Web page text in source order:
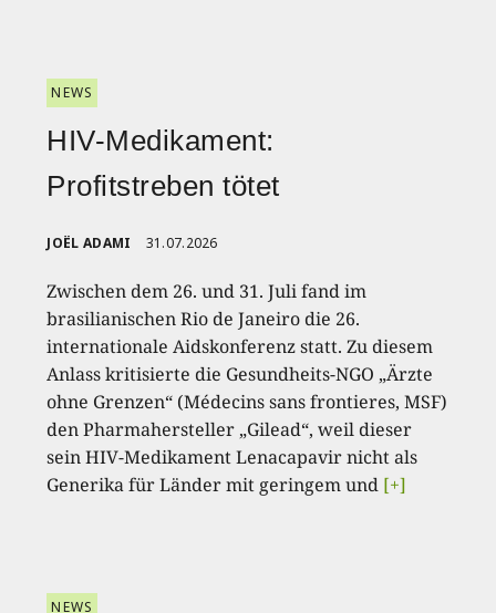
NEWS
HIV-Medikament:
Profitstreben tötet
JOËL ADAMI 31.07.2026
Zwischen dem 26. und 31. Juli fand im
brasilianischen Rio de Janeiro die 26.
internationale Aidskonferenz statt. Zu diesem
Anlass kritisierte die Gesundheits-NGO „Ärzte
ohne Grenzen“ (Médecins sans frontieres, MSF)
den Pharmahersteller „Gilead“, weil dieser
sein HIV-Medikament Lenacapavir nicht als
Generika für Länder mit geringem und [+]
NEWS